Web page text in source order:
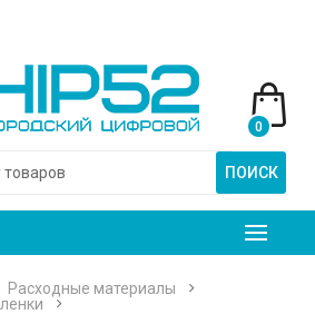
ПОИСК
0
Расходные материалы